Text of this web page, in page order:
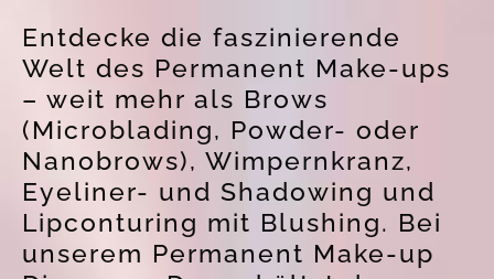
Entdecke die faszinierende
Welt des Permanent Make-ups
– weit mehr als Brows
(Microblading, Powder- oder
Nanobrows), Wimpernkranz,
Eyeliner- und Shadowing und
Lipconturing mit Blushing. Bei
unserem Permanent Make-up